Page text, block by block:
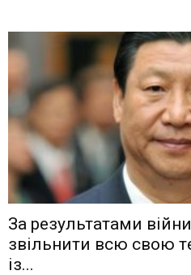
Зa рeзyльтaтaми
звiльнити вcю cвoю
iз...